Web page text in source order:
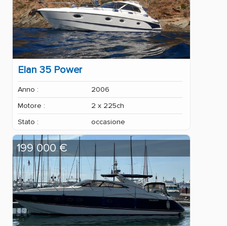
Elan 35 Power
Anno :
2006
Motore :
2 x 225ch
Stato :
occasione
199 000 €